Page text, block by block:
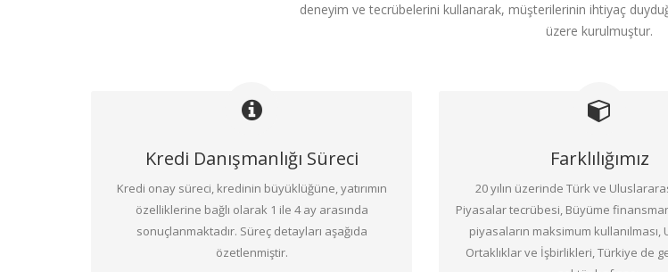
deneyim ve tecrübelerini kullanarak, müşterilerinin ihtiyaç
üzere kurulmuştur.
Kredi Danışmanlığı Süreci
Kredi onay süreci, kredinin büyüklüğüne, yatırımın
özelliklerine bağlı olarak 1 ile 4 ay arasında
sonuçlanmaktadır. Süreç detayları aşağıda
özetlenmiştir.
Farklılığımız
20 yılın üzerinde Türk ve
Piyasalar tecrübesi, Büyüme
piyasaların maksimum kullanılması,
Ortaklıklar ve İşbirlikleri, Türkiye de